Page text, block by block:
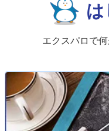
は
エクスパロで